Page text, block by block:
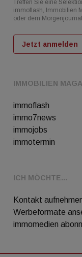
IMMOBILIEN
immoflash
immo7news
immojobs
immotermin
ICH MÖCHTE...
Kontakt
Werbeformate
immomedien
Treffen Sie eine
immoflash, Immobilien
oder dem Morgenjournal
Jetzt anmelden